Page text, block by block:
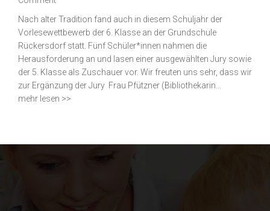
Nach alter Tradition fand auch in diesem Schuljahr der
Vorlesewettbewerb der 6. Klasse an der Grundschule
Rückersdorf statt. Fünf Schüler*innen nahmen die
Herausforderung an und lasen einer ausgewählten Jury sowie
der 5. Klasse als Zuschauer vor. Wir freuten uns sehr, dass wir
zur Ergänzung der Jury Frau Pfützner (Bibliothekarin...
mehr lesen >>